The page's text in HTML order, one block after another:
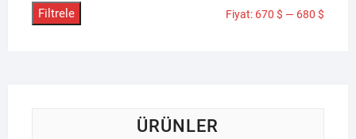
Filtrele Fiyat: 670 $ — 680 $
ÜRÜNLER